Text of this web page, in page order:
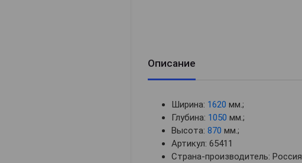
Описание
Ширина: 1620 мм.;
Глубина: 1050 мм.;
Высота: 870 мм.;
Артикул: 65411
Страна-производитель: Россия